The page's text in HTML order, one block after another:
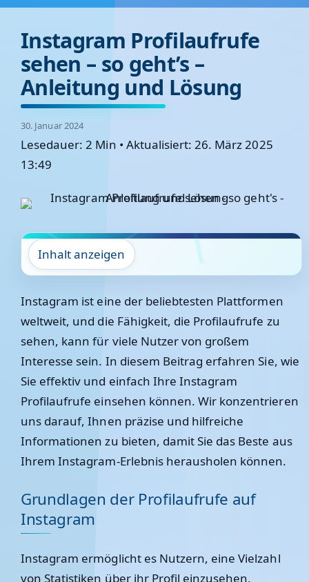
Instagram Profilaufrufe
sehen – so geht’s –
Anleitung und Lösung
30. Januar 2024
Lesedauer: 2 Min • Aktualisiert: 26. März 2025
13:49
Inhalt anzeigen
Instagram ist eine der beliebtesten Plattformen
weltweit, und die Fähigkeit, die Profilaufrufe zu
sehen, kann für viele Nutzer von großem
Interesse sein. In diesem Beitrag erfahren Sie, wie
Sie effektiv und einfach Ihre Instagram
Profilaufrufe einsehen können. Wir konzentrieren
uns darauf, Ihnen präzise und hilfreiche
Informationen zu bieten, damit Sie das Beste aus
Ihrem Instagram-Erlebnis herausholen können.
Grundlagen der Profilaufrufe auf
Instagram
Instagram ermöglicht es Nutzern, eine Vielzahl
von Statistiken über ihr Profil einzusehen,